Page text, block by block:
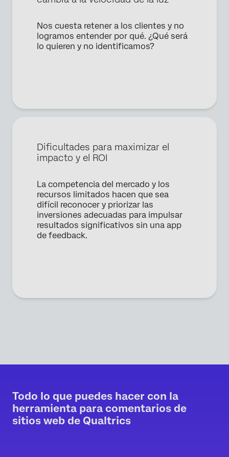
política de privacidad
Enviar
Nos cuesta retener a los clientes y no
logramos entender por qué. ¿Qué será
lo quieren y no identificamos?
Dificultades para maximizar el
impacto y el ROI
La competencia del mercado y los
recursos limitados hacen que sea
difícil reconocer y priorizar las
inversiones adecuadas para impulsar
resultados significativos sin una app
de feedback.
Todo lo que puedes hacer con la
herramienta para comentarios de
sitios web de Qualtrics